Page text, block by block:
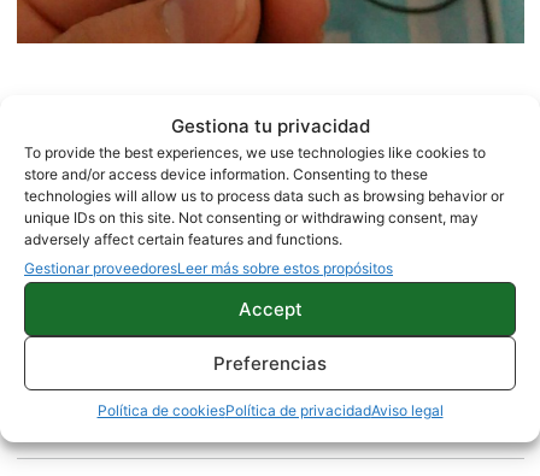
Gestiona tu privacidad
To provide the best experiences, we use technologies like cookies to
store and/or access device information. Consenting to these
technologies will allow us to process data such as browsing behavior or
unique IDs on this site. Not consenting or withdrawing consent, may
adversely affect certain features and functions.
Gestionar proveedoresLeer más sobre estos propósitos
Accept
Preferencias
Política de cookiesPolítica de privacidadAviso legal
en otras compañías que incluyen auriculares con
sus smartphones.Esto no determina si habrá
calidad auditiva o no, pero nos dejará con unos
auriculares más duraderos, menor posibilidad de
enredo, y con un tacto mucho más ergonómico.
Veremos si finalmente estos son los auriculares que
Samsung incluirá en la caja del Galaxy S8. De ser
así, tendremos que probarlos, para saber si están a
la altura de los 800 euros que vale el teléfono.